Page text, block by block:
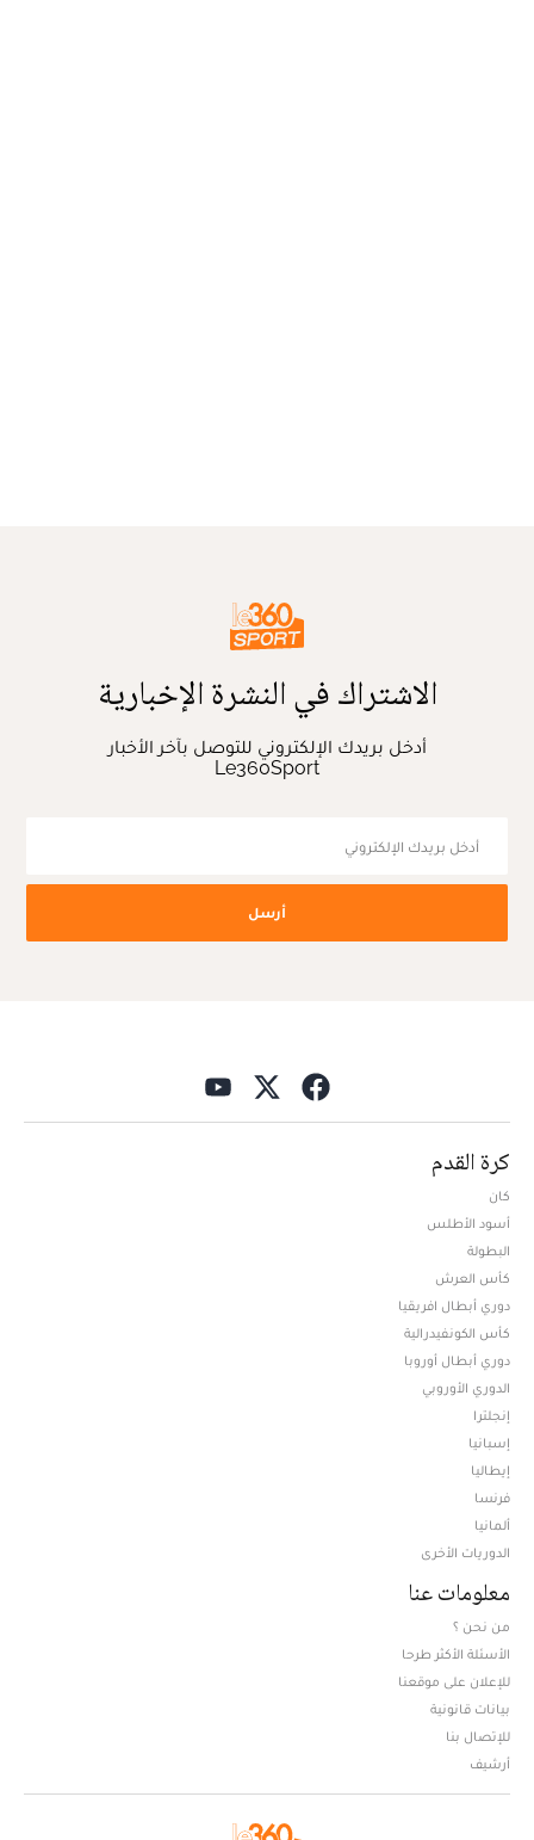
الاشتراك في النشرة الإخبارية
أدخل بريدك الإلكتروني للتوصل بآخر الأخبار
Le360Sport
أرسل
كرة القدم
كان
أسود الأطلس
البطولة
كأس العرش
دوري أبطال افريقيا
كأس الكونفيدرالية
دوري أبطال أوروبا
الدوري الأوروبي
إنجلترا
إسبانيا
إيطاليا
فرنسا
ألمانيا
الدوريات الأخرى
معلومات عنا
من نحن ؟
الأسئلة الأكثر طرحا
للإعلان على موقعنا
بيانات قانونية
للإتصال بنا
أرشيف